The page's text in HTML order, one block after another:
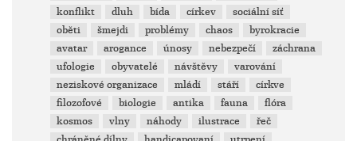
konflikt
dluh bída církev
sociální síť
oběti
šmejdi problémy chaos
byrokracie
avatar
arogance únosy nebezpečí
záchrana
ufologie
obyvatelé návštěvy
varování
neziskové organizace
mládí stáří
církve
filozofové
biologie antika fauna
flóra
kosmos
vlny náhody ilustrace
řeč